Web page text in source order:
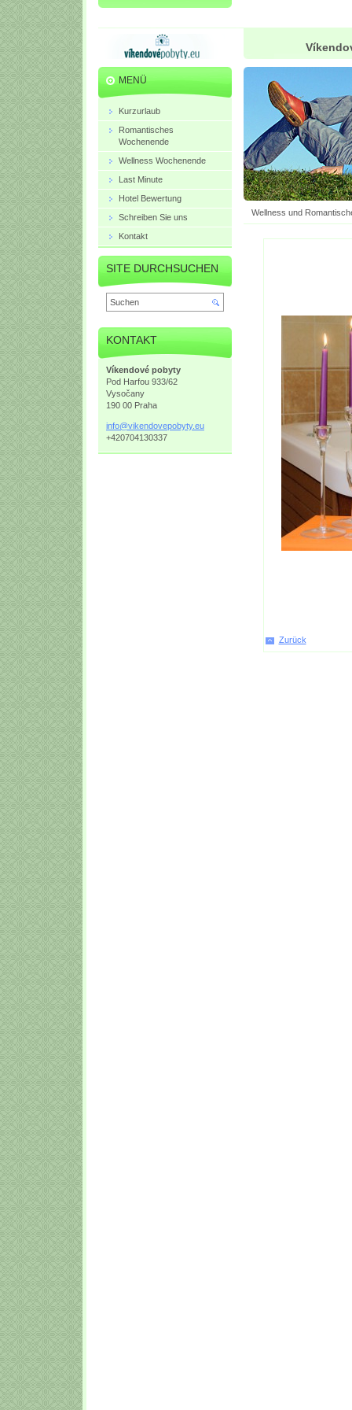
Wellness und
Zurück
MENÜ
Kurzurlaub
Romantisches
Wochenende
Wellness Wochenende
Last Minute
Hotel Bewertung
Schreiben Sie uns
Kontakt
SITE DURCHSUCHEN
KONTAKT
Víkendové pobyty
Pod Harfou 933/62
Vysočany
190 00 Praha
info@vikendovepobyty.eu
+420704130337